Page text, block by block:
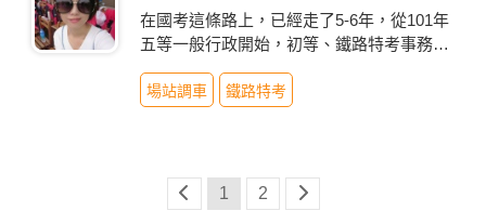
在國考這條路上，已經走了5-6年，從101年
五等一般行政開始，初等、鐵路特考事務管
離是103年初考一般行政，僅僅差了0.5分，
場站調車 鐵路特考
1 2